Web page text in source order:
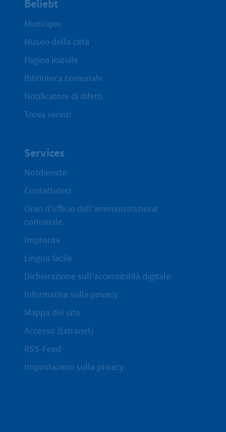
Beliebt
Municipio
Museo della città
Pagina iniziale
Biblioteca comunale
Notificatore di difetti
Trova servizi
Services
Notdienste
Contattateci
Orari d'ufficio dell'amministrazione
comunale
Impronta
Lingua facile
Dichiarazione sull'accessibilità digitale
Informativa sulla privacy
Mappa del sito
Accesso (Extranet)
RSS-Feed
Impostazioni sulla privacy